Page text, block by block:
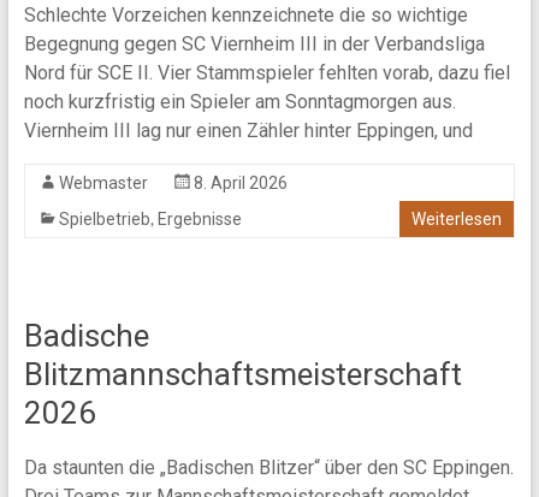
Schlechte Vorzeichen kennzeichnete die so wichtige
Begegnung gegen SC Viernheim III in der Verbandsliga
Nord für SCE II. Vier Stammspieler fehlten vorab, dazu fiel
noch kurzfristig ein Spieler am Sonntagmorgen aus.
Viernheim III lag nur einen Zähler hinter Eppingen, und
Webmaster
8. April 2026
Spielbetrieb, Ergebnisse Weiterlesen
Badische
Blitzmannschaftsmeisterschaft
2026
Da staunten die „Badischen Blitzer“ über den SC Eppingen.